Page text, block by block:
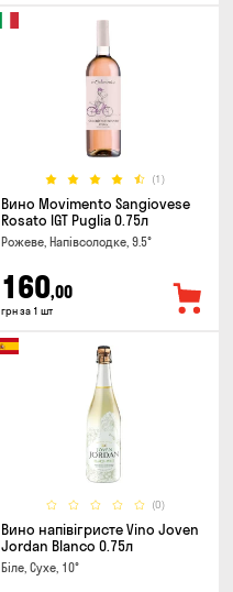
(1)
Вино Movimento Sangiovese
Rosato IGT Puglia 0.75л
Рожеве, Напівсолодке, 9.5°
160,00
грн за 1 шт
(0)
Вино напівігристе Vino Joven
Jordan Blanco 0.75л
Біле, Сухе, 10°